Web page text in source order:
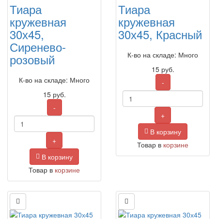
Тиара
кружевная
30х45,
Сиренево-
розовый
К-во на складе: Много
15 руб.
-
+
В корзину
Товар в корзине
Тиара
кружевная
30х45, Красный
К-во на складе: Много
15 руб.
-
+
В корзину
Товар в корзине